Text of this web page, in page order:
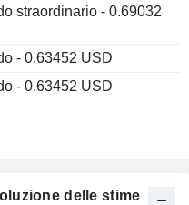
straordinario - 0.69032
- 0.63452 USD
- 0.63452 USD
delle stime